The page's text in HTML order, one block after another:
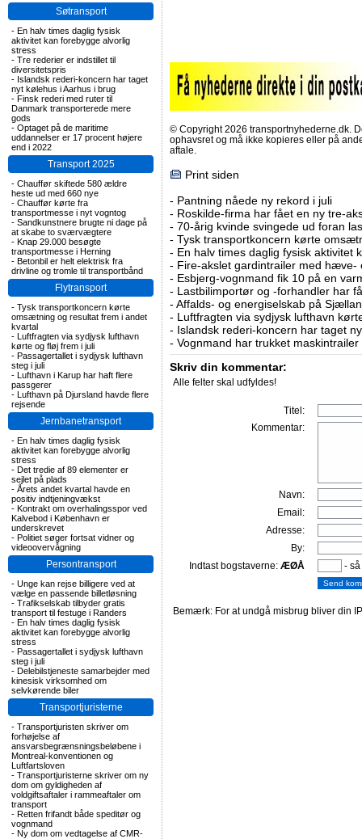
Søtransport
- En halv times daglig fysisk
aktivitet kan forebygge alvorlig
stress
- Tre rederier er indstillet til
diversitetspris
- Islandsk rederi-koncern har taget
nyt kølehus i Aarhus i brug
- Finsk rederi med ruter til
Danmark transporterede mere
gods
- Optaget på de maritime
uddannelser er 17 procent højere
end i 2022
Transport 2025
- Chauffør skiftede 580 ældre
heste ud med 660 nye
- Chauffør kørte fra
transportmesse i nyt vogntog
- Sandkunstnere brugte ni dage på
at skabe to sværvægtere
- Knap 29.000 besøgte
transportmesse i Herning
- Betonbil er helt elektrisk fra
drivline og tromle til transportbånd
Flytransport
- Tysk transportkoncern kørte
omsætning og resultat frem i andet
kvartal
- Luftfragten via sydjysk lufthavn
kørte og fløj frem i juli
- Passagertallet i sydjysk lufthavn
steg i juli
- Lufthavn i Karup har haft flere
passgerer
- Lufthavn på Djursland havde flere
rejsende
Jernbanetransport
- En halv times daglig fysisk
aktivitet kan forebygge alvorlig
stress
- Det tredie af 89 elementer er
sejlet på plads
- Årets andet kvartal havde en
positiv indtjeningvækst
- Kontrakt om overhalingsspor ved
Kalvebod i København er
underskrevet
- Politiet søger fortsat vidner og
videoovervågning
Persontransport
- Unge kan rejse billigere ved at
vælge en passende billetløsning
- Trafikselskab tilbyder gratis
transport til festuge i Randers
- En halv times daglig fysisk
aktivitet kan forebygge alvorlig
stress
- Passagertallet i sydjysk lufthavn
steg i juli
- Delebilstjeneste samarbejder med
kinesisk virksomhed om
selvkørende biler
Transportjuristerne
- Transportjuristen skriver om
forhøjelse af
ansvarsbegrænsningsbeløbene i
Montreal-konventionen og
Luftfartsloven
- Transportjuristerne skriver om ny
dom om gyldigheden af
voldgiftsaftaler i rammeaftaler om
transport
- Retten frifandt både speditør og
vognmand
- Ny dom om vedtagelse af CMR-
© Copyright 2026 transportnyhederne.dk.
ophavsret og må ikke kopieres eller på
aftale.
Print siden
- Pantning nåede ny rekord i juli
- Roskilde-firma har fået en ny tre-
- 70-årig kvinde svingede ud foran
- Tysk transportkoncern kørte
- En halv times daglig fysisk aktivitet
- Fire-akslet gardintrailer med hæve-
- Esbjerg-vognmand fik 10 på en
- Lastbilimportør og -forhandler har
- Affalds- og energiselskab på
- Luftfragten via sydjysk lufthavn
- Islandsk rederi-koncern har taget
- Vognmand har trukket
Skriv din kommentar:
Alle felter skal udfyldes!
Titel:
Kommentar:
Navn:
Email:
Adresse:
By:
Indtast bogstaverne: ÆØÅ -
Bemærk: For at undgå misbrug bliver din